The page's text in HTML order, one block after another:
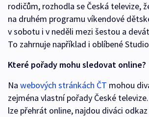
rodičům, rozhodla se Česká televize,
na druhém programu víkendové
v sobotu i v neděli mezi šestou a
To zahrnuje například i oblíbené
Které pořady mohu sledovat online?
Na webových stránkách ČT mohou
zejména vlastní pořady České
lze přehrát online, najdou diváci odkaz